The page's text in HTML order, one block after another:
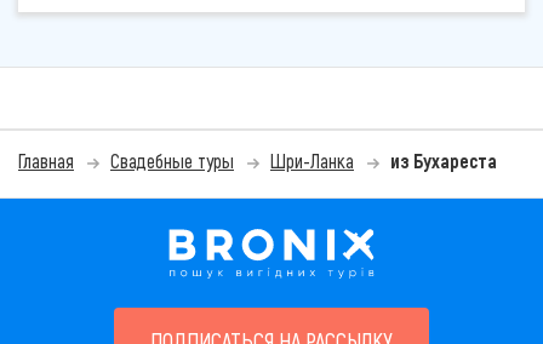
Главная Свадебные туры Шри-Ланка из Бухареста